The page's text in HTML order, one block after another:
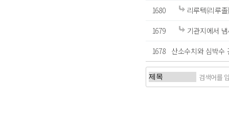
1680
리루텍(리루
1679
기관지에서
1678
산소수치와 심박수